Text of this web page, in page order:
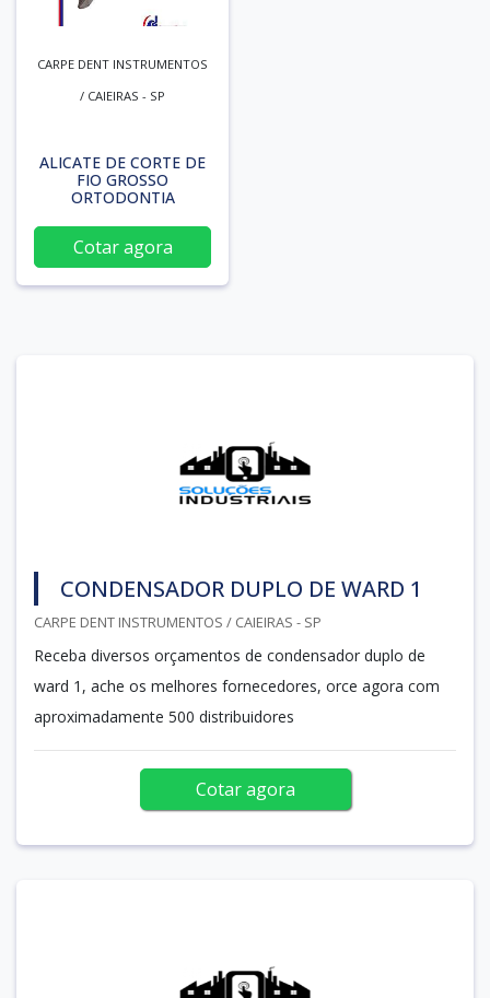
CARPE DENT INSTRUMENTOS
/ CAIEIRAS - SP
ALICATE DE CORTE DE
FIO GROSSO
ORTODONTIA
Cotar agora
CONDENSADOR DUPLO DE WARD 1
CARPE DENT INSTRUMENTOS / CAIEIRAS - SP
Receba diversos orçamentos de condensador duplo de
ward 1, ache os melhores fornecedores, orce agora com
aproximadamente 500 distribuidores
Cotar agora